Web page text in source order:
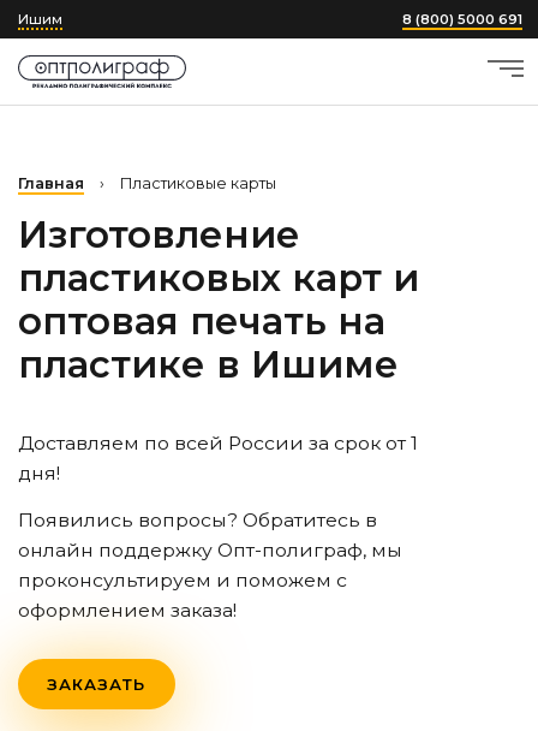
Ишим 8 (800) 5000 691
Главная › Пластиковые карты
Изготовление
пластиковых карт и
оптовая печать на
пластике в Ишиме
Доставляем по всей России за срок от 1
дня!
Появились вопросы? Обратитесь в
онлайн поддержку Опт-полиграф, мы
проконсультируем и поможем с
оформлением заказа!
ЗАКАЗАТЬ